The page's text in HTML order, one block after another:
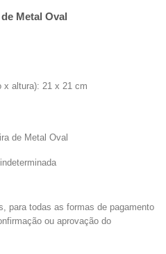
Metal Oval
x altura): 21 x 21 cm
de Metal Oval
para todas as formas de pagamento
ou aprovação do